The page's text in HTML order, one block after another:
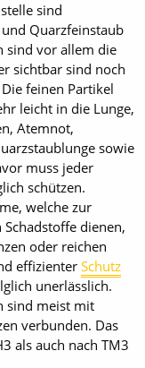
sind
Quarzfeinstaub
sind vor allem die
sichtbar sind noch
feinen Partikel
leicht in die Lunge,
Atemnot,
sowie
muss jeder
schützen.
welche zur
dienen,
oder reichen
effizienter Schutz
unerlässlich.
sind meist mit
verbunden. Das
als auch nach TM3